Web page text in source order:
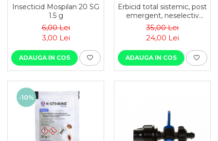
Insecticid Mospilan 20 SG
1.5 g
6,00 Lei
3,00 Lei
ADAUGA IN COS
Erbicid total sistemic, post
emergent, neselectiv
(buruieni
monocotiledonate si
dicotiledonate, anuale si
perene), Agrosar360 SL,
35,00 Lei
24,00 Lei
ADAUGA IN COS
-10%